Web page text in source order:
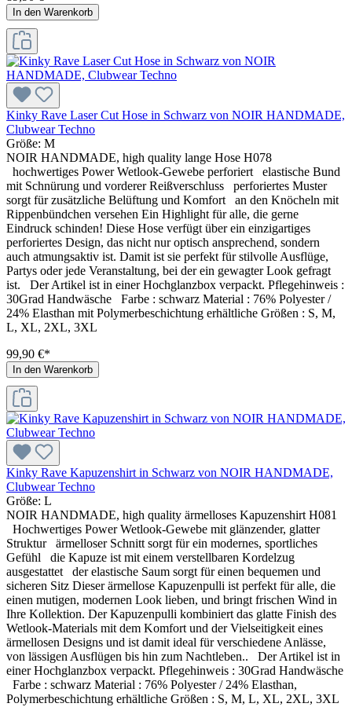
In den Warenkorb
Kinky Rave Laser Cut Hose in Schwarz von NOIR HANDMADE,
Clubwear Techno
Größe: M
NOIR HANDMADE, high quality lange Hose H078
hochwertiges Power Wetlook-Gewebe perforiert elastische Bund
mit Schnürung und vorderer Reißverschluss perforiertes Muster
sorgt für zusätzliche Belüftung und Komfort an den Knöcheln mit
Rippenbündchen versehen Ein Highlight für alle, die gerne
Eindruck schinden! Diese Hose verfügt über ein einzigartiges
perforiertes Design, das nicht nur optisch ansprechend, sondern
auch atmungsaktiv ist. Damit ist sie perfekt für stilvolle Ausflüge,
Partys oder jede Veranstaltung, bei der ein gewagter Look gefragt
ist. Der Artikel ist in einer Hochglanzbox verpackt. Pflegehinweis :
30Grad Handwäsche Farbe : schwarz Material : 76% Polyester /
24% Elasthan mit Polymerbeschichtung erhältliche Größen : S, M,
L, XL, 2XL, 3XL
99,90 €*
In den Warenkorb
Kinky Rave Kapuzenshirt in Schwarz von NOIR HANDMADE,
Clubwear Techno
Größe: L
NOIR HANDMADE, high quality ärmelloses Kapuzenshirt H081
Hochwertiges Power Wetlook-Gewebe mit glänzender, glatter
Struktur ärmelloser Schnitt sorgt für ein modernes, sportliches
Gefühl die Kapuze ist mit einem verstellbaren Kordelzug
ausgestattet der elastische Saum sorgt für einen bequemen und
sicheren Sitz Dieser ärmellose Kapuzenpulli ist perfekt für alle, die
einen mutigen, modernen Look lieben, und bringt frischen Wind in
Ihre Kollektion. Der Kapuzenpulli kombiniert das glatte Finish des
Wetlook-Materials mit dem Komfort und der Vielseitigkeit eines
ärmellosen Designs und ist damit ideal für verschiedene Anlässe,
von lässigen Ausflügen bis hin zum Nachtleben.. Der Artikel ist in
einer Hochglanzbox verpackt. Pflegehinweis : 30Grad Handwäsche
Farbe : schwarz Material : 76% Polyester / 24% Elasthan,
Polymerbeschichtung erhältliche Größen : S, M, L, XL, 2XL, 3XL